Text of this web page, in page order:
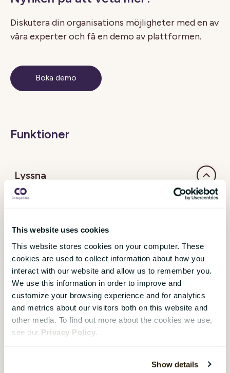
This website uses cookies
This website stores cookies on your computer. These
cookies are used to collect information about how you
interact with our website and allow us to remember you.
We use this information in order to improve and
customize your browsing experience and for analytics
and metrics about our visitors both on this website and
other media. To find out more about the cookies we use,
see our Privacy Policy
Show details
Diskutera din organisations möjligheter med en av
våra experter och få en demo av plattformen.
Boka demo
Funktioner
Lyssna
undersökning
Pulsmätning
200+
frågor i
biblioteket